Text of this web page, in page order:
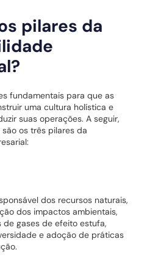
pilares da
fundamentais para que as
uma cultura holística e
suas operações. A seguir,
os três pilares da
dos recursos naturais,
dos impactos ambientais,
de gases de efeito estufa,
e adoção de práticas